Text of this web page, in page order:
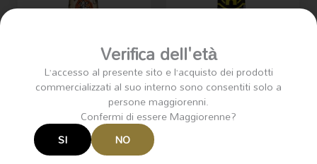
Verifica dell'età
L’accesso al presente sito e l’acquisto dei prodotti
commercializzati al suo interno sono consentiti solo a
persone maggiorenni.
Confermi di essere Maggiorenne?
SI NO